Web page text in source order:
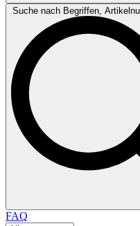
Suche nach Begriffen,
FAQ